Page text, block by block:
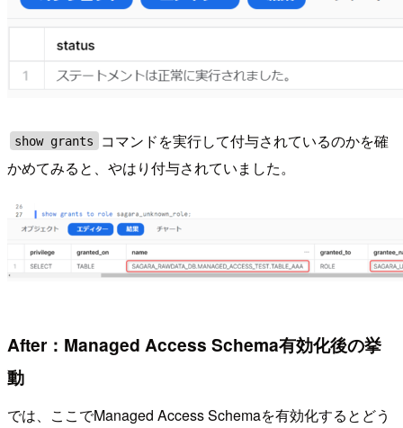
show grants
コマンドを実行して付与されているのかを確
かめてみると、やはり付与されていました。
After：Managed Access Schema有効化後の挙
動
では、ここでManaged Access Schemaを有効化するとどう